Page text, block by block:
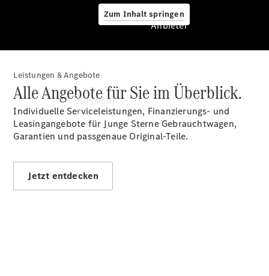
Zum Inhalt springen
Anbieter
Übersicht
Anbieter
Leistungen & Angebote
Alle Angebote für Sie im Überblick.
Individuelle Serviceleistungen, Finanzierungs- und
Leasingangebote für Junge Sterne Gebrauchtwagen,
Garantien und passgenaue Original-Teile.
Jetzt entdecken